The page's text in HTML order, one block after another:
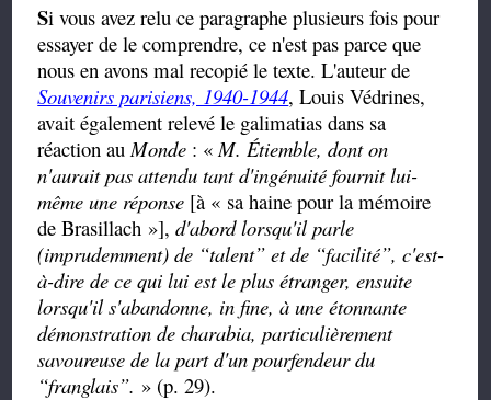
Si vous avez relu ce paragraphe plusieurs fois pour
essayer de le comprendre, ce n'est pas parce que
nous en avons mal recopié le texte. L'auteur de
Souvenirs parisiens, 1940-1944, Louis Védrines,
avait également relevé le galimatias dans sa
réaction au Monde : « M. Étiemble, dont on
n'aurait pas attendu tant d'ingénuité fournit lui-
même une réponse [à « sa haine pour la mémoire
de Brasillach »],d'abord lorsqu'il parle
(imprudemment) de “talent” et de “facilité”, c'est-
à-dire de ce qui lui est le plus étranger, ensuite
lorsqu'il s'abandonne, in fine, à une étonnante
démonstration de charabia, particulièrement
savoureuse de la part d'un pourfendeur du
“franglais”. » (p. 29).